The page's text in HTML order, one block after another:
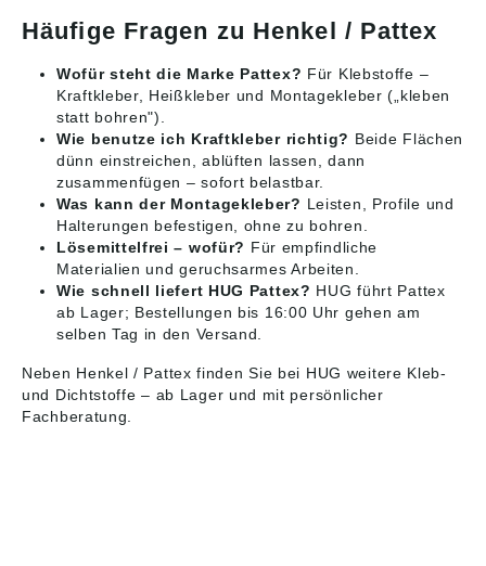
Häufige Fragen zu Henkel / Pattex
Wofür steht die Marke Pattex? Für Klebstoffe –
Kraftkleber, Heißkleber und Montagekleber („kleben
statt bohren").
Wie benutze ich Kraftkleber richtig? Beide Flächen
dünn einstreichen, ablüften lassen, dann
zusammenfügen – sofort belastbar.
Was kann der Montagekleber? Leisten, Profile und
Halterungen befestigen, ohne zu bohren.
Lösemittelfrei – wofür? Für empfindliche
Materialien und geruchsarmes Arbeiten.
Wie schnell liefert HUG Pattex? HUG führt Pattex
ab Lager; Bestellungen bis 16:00 Uhr gehen am
selben Tag in den Versand.
Neben Henkel / Pattex finden Sie bei HUG weitere Kleb-
und Dichtstoffe – ab Lager und mit persönlicher
Fachberatung.